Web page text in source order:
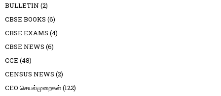
BULLETIN (2)
CBSE BOOKS (6)
CBSE EXAMS (4)
CBSE NEWS (6)
CCE (48)
CENSUS NEWS (2)
CEO செயல்முறைகள்(122)